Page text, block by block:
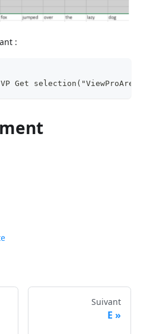
:
Get selection("ViewProArea"))
Suivant
E